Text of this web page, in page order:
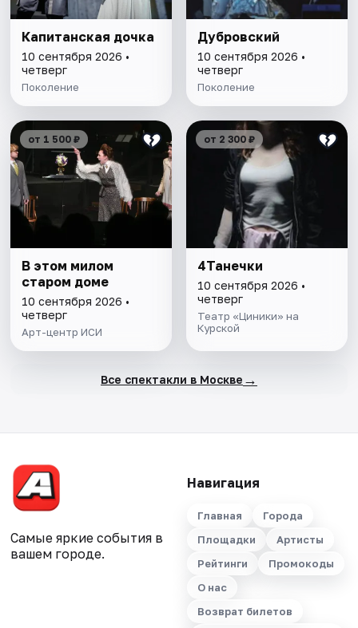
Капитанская дочка
10 сентября 2026 •
четверг
Поколение
Дубровский
10 сентября 2026 •
четверг
Поколение
от 1 500 ₽
В этом милом
старом доме
10 сентября 2026 •
четверг
Арт-центр ИСИ
от 2 300 ₽
4Танечки
10 сентября 2026 •
четверг
Театр «Циники» на
Курской
Все спектакли в Москве →
Самые яркие события в
вашем городе.
Навигация
Главная
Города
Площадки
Артисты
Рейтинги
Промокоды
О нас
Возврат билетов